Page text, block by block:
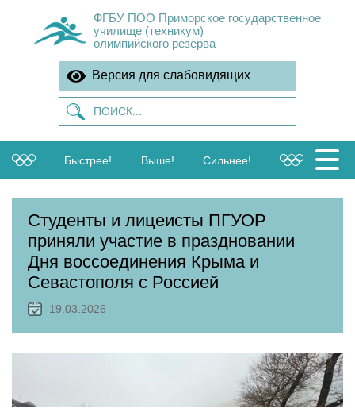
ФГБУ ПОО Приморское государственное
училище (техникум)
олимпийского резерва
Версия для слабовидящих
Быстрее! Выше! Сильнее!
Студенты и лицеисты ПГУОР
приняли участие в праздновании
Дня воссоединения Крыма и
Севастополя с Россией
19.03.2026